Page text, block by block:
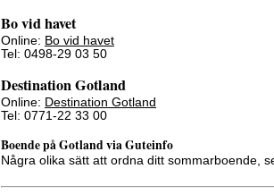
Bo vid havet
Online: Bo vid havet
Tel: 0498-29 03 50
Destination Gotland
Online: Destination Gotland
Tel: 0771-22 33 00
Boende på Gotland via Guteinfo
Några olika sätt att ordna ditt sommarboende,